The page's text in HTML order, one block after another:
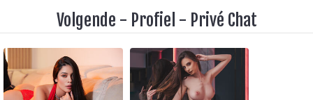
Volgende - Profiel - Privé Chat